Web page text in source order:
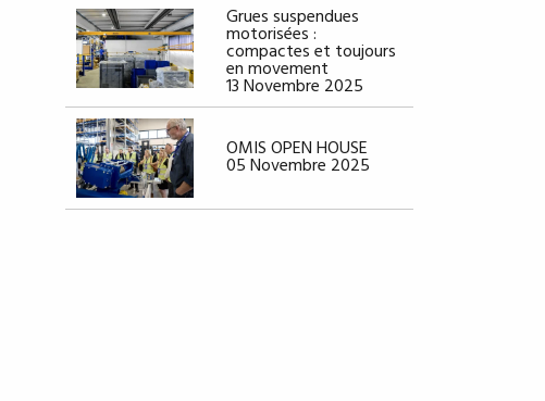
Grues suspendues
motorisées :
compactes et toujours
en movement
13 Novembre 2025
OMIS OPEN HOUSE
05 Novembre 2025